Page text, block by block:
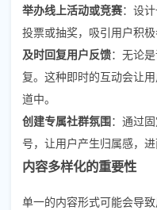
举办线上活动或竞赛：设
投票或抽奖，吸引用户积
及时回复用户反馈：无论
复。这种即时的互动会让
道中。
创建专属社群氛围：通过
号，让用户产生归属感，
内容多样化的重要性
单一的内容形式可能会导